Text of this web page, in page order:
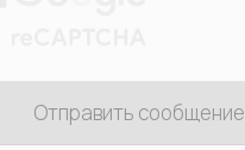
Отправить сообщение